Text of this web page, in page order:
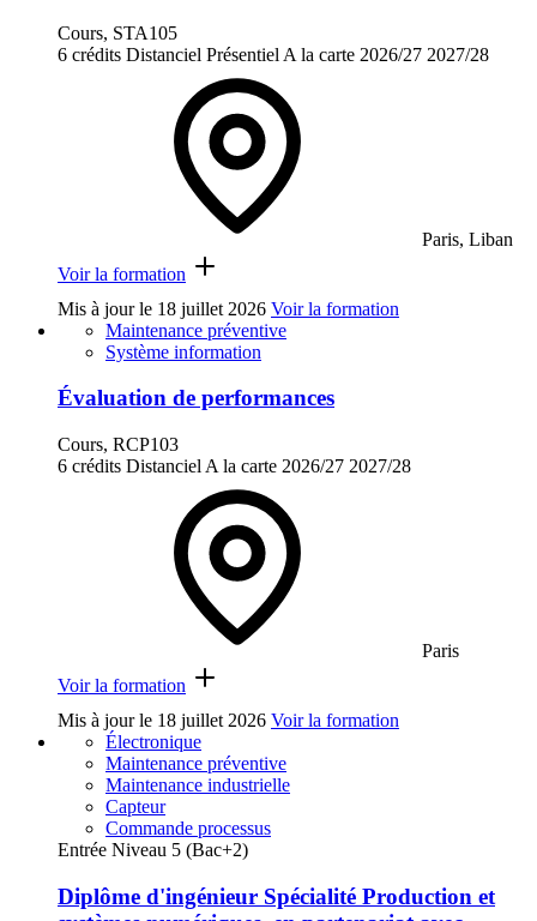
Cours, STA105
6 crédits Distanciel Présentiel A la carte 2026/27 2027/28
Paris, Liban
Voir la formation
Mis à jour le 18 juillet 2026 Voir la formation
Maintenance préventive
Système information
Évaluation de performances
Cours, RCP103
6 crédits Distanciel A la carte 2026/27 2027/28
Paris
Voir la formation
Mis à jour le 18 juillet 2026 Voir la formation
Électronique
Maintenance préventive
Maintenance industrielle
Capteur
Commande processus
Entrée Niveau 5 (Bac+2)
Diplôme d'ingénieur Spécialité Production et